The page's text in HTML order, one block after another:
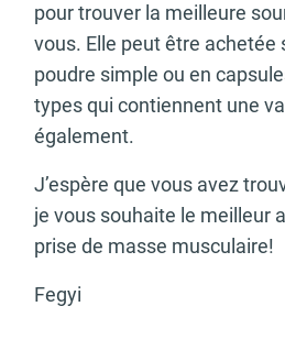
pour trouver la meilleure
vous. Elle peut être achetée
poudre simple ou en
types qui contiennent une
également.
J’espère que vous avez
je vous souhaite le meilleur
prise de masse musculaire!
Fegyi